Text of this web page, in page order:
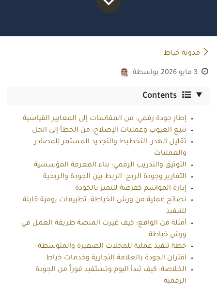
مدونة خياط
3 مايو 2026 بواسطة
Contents
إطار جودة رقمي: من المقاسات إلى المعايير القياسية
تتبع العيوب وعمليات الإصلاح: من الخطأ إلى الحل
تقليل الهدر: التخطيط والتجديد المستمر للمصادر
والعمليات
التوثيق والتدريب الرقمي: بناء المعرفة المؤسسية
التقارير وجودة الربح: الربط بين الجودة والربحية
إدارة المواسم كفرصة للتميز بالجودة
نصائح عملية من ورش الخياطة: تطبيقات يومية قابلة
للتنفيذ
أمثلة من الواقع: كيف غيرت المنصة طريقة العمل في
ورش خياطة
خطة تنفيذ عملية للمحلات الصغيرة والمتوسطة
اقتران الجودة بالعلامة التجارية وخدمات خياط
الخلاصة: كيف تبدأ اليوم وتستفيد فوراً من الجودة
الرقمية